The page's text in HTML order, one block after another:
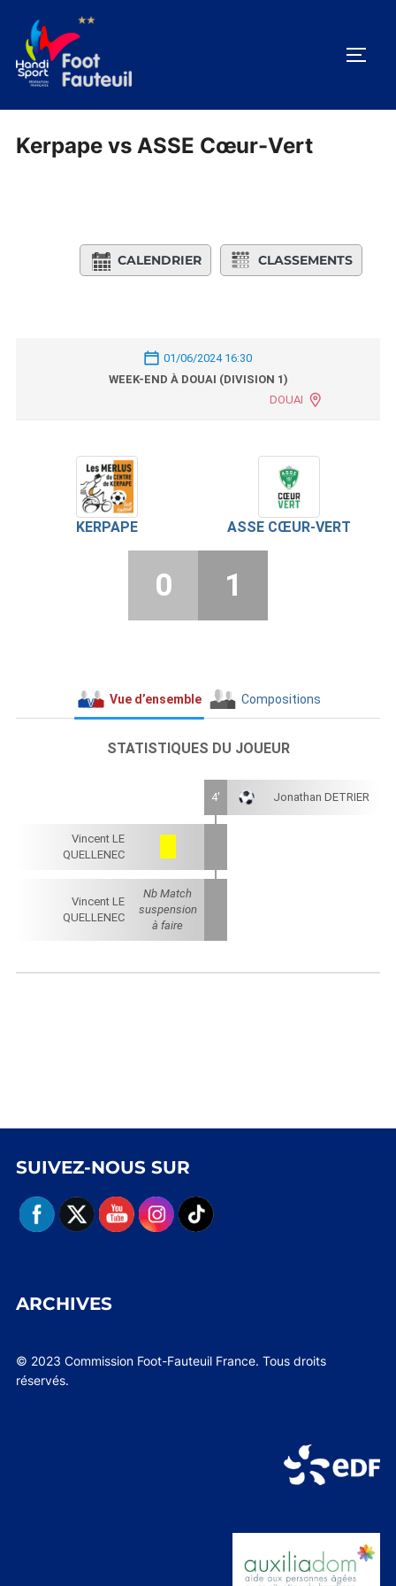
contenu
Kerpape vs ASSE Cœur-Vert
CALENDRIER CLASSEMENTS
01/06/2024 16:30
WEEK-END À DOUAI (DIVISION 1)
DOUAI
KERPAPE ASSE CŒUR-VERT
0 1
Vue d’ensemble Compositions
STATISTIQUES DU JOUEUR
4' Jonathan DETRIER
Vincent LE
QUELLENEC
Vincent LE
QUELLENEC
Nb Match
suspension
à faire
SUIVEZ-NOUS SUR
ARCHIVES
© 2023 Commission Foot-Fauteuil France. Tous droits
réservés.